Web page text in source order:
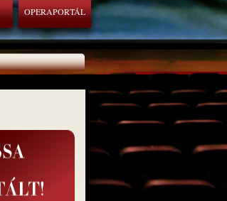
OPERAPORTÁL